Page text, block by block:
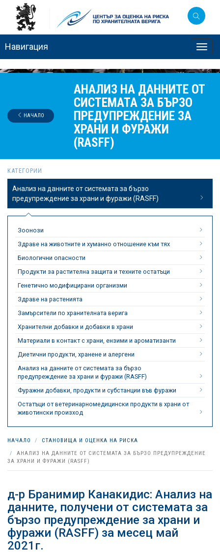
Навигация
АНАЛИЗ НА ДАННИТЕ ОТ
СИСТЕМАТА ЗА БЪРЗО
ПРЕДУПРЕЖДЕНИЕ ЗА
ХРАНИ И ФУРАЖИ
(RASFF)
НАЧАЛО
КАТЕГОРИИ
Анализ на данните от системата за бързо
предупреждение за храни и фуражи (RASFF)
Зоонози
Здраве на животните и хуманно отношение към тях
Биологични опасности
Продукти за растителна защита и техните остатъци
Генетично модифицирани организми
Здраве на растенията
Замърсители по хранителната верига
Хранителни добавки и добавки в храни
Материали в контакт с храни, ензими и ароматизанти
Диетични продукти, хранене и алергени
Анализ на данните от системата за бързо
предупреждение за храни и фуражи (RASFF)
Фуражни добавки, продукти и субстанции във фуражи
Остатъци от ветеринарномедицински продукти в храни от
животински произход
НАЧАЛО
СТАНОВИЩА И ОЦЕНКА НА РИСКА
АНАЛИЗ НА ДАННИТЕ ОТ СИСТЕМАТА ЗА БЪРЗО ПРЕДУПРЕЖДЕНИЕ
ЗА ХРАНИ И ФУРАЖИ (RASFF)
д-р Бранимир Канакидис: Анализ на
данните, получени от системата за
бързо предупреждение за храни и
фуражи (RASFF) за месец май
2021г.